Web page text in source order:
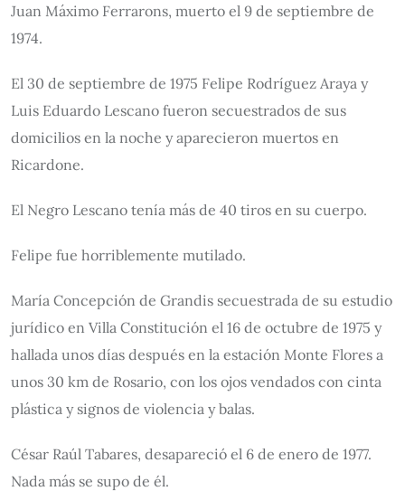
Juan Máximo Ferrarons, muerto el 9 de septiembre de
1974.
El 30 de septiembre de 1975 Felipe Rodríguez Araya y
Luis Eduardo Lescano fueron secuestrados de sus
domicilios en la noche y aparecieron muertos en
Ricardone.
El Negro Lescano tenía más de 40 tiros en su cuerpo.
Felipe fue horriblemente mutilado.
María Concepción de Grandis secuestrada de su estudio
jurídico en Villa Constitución el 16 de octubre de 1975 y
hallada unos días después en la estación Monte Flores a
unos 30 km de Rosario, con los ojos vendados con cinta
plástica y signos de violencia y balas.
César Raúl Tabares, desapareció el 6 de enero de 1977.
Nada más se supo de él.